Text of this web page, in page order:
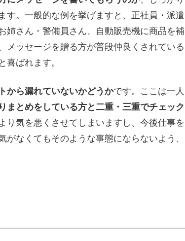
す。一般的な例を挙げますと、正社員・派遣
姉さん・警備員さん、自動販売機に商品を補
メッセージを贈る方が普段仲良くされている
喜ばれます。
から漏れていないかどうかです。ここは一人
まとめをしている方と二重・三重でチェック
り気を悪くさせてしまいますし、今後仕事を
なくてもそのような事態にならないよう、